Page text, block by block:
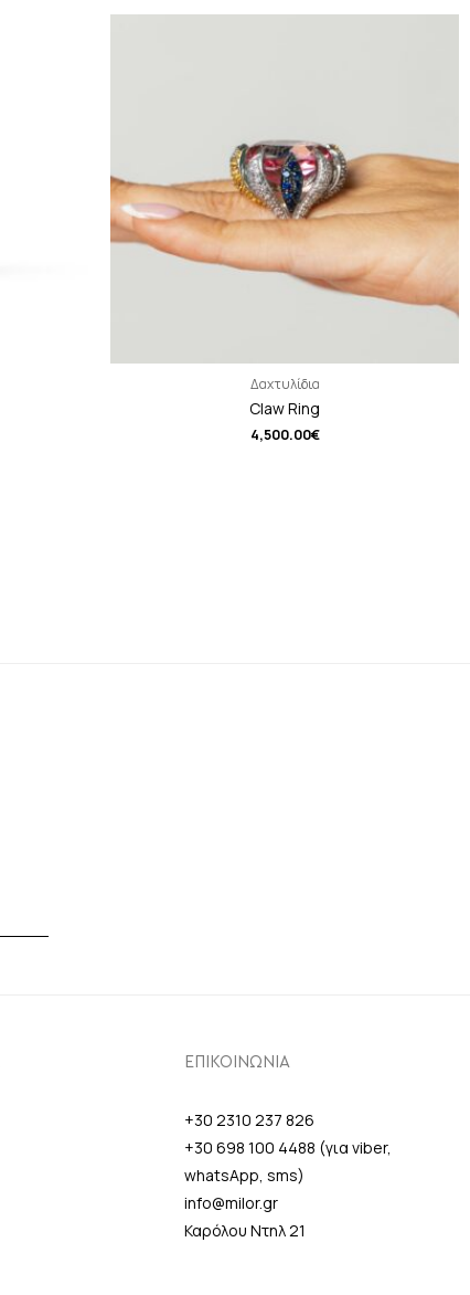
Δαχτυλίδια
Claw Ring
4,500.00€
ΕΠΙΚΟΙΝΩΝΙΑ
+30 2310 237 826
+30 698 100 4488 (για viber,
whatsApp, sms)
info@milor.gr
Καρόλου Ντηλ 21